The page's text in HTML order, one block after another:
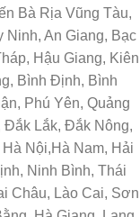
Bà Rịa Vũng Tàu,
An Giang, Bạc
Hậu Giang, Kiên
Bình Định, Bình
Phú Yên, Quảng
Đắk Lắk, Đắk Nông,
Nội,Hà Nam, Hải
Ninh Bình, Thái
Châu, Lào Cai, Sơn